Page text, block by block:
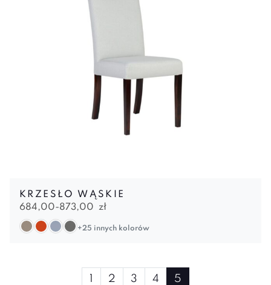
KRZESŁO WĄSKIE
684,00-873,00 zł
+25 innych kolorów
PagePage
2 Page
3 Page
4
Current
5